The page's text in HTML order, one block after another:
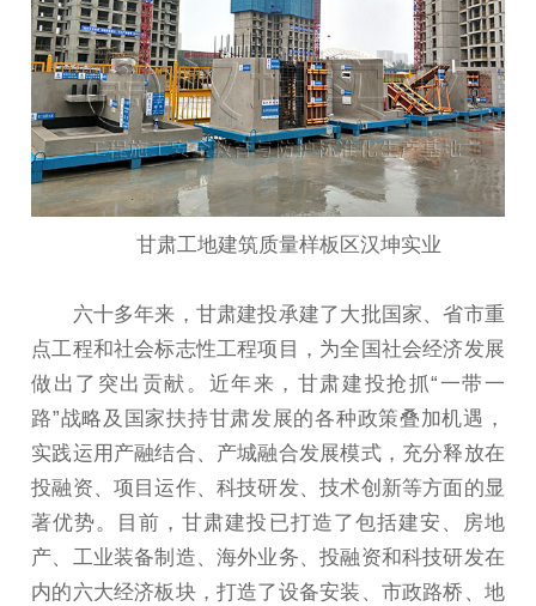
甘肃工地建筑质量样板区汉坤实业
六十多年来，甘肃建投承建了大批国家、省市重
点工程和社会标志性工程项目，为全国社会经济发展
做出了突出贡献。近年来，甘肃建投抢抓“一带一
路”战略及国家扶持甘肃发展的各种政策叠加机遇，
实践运用产融结合、产城融合发展模式，充分释放在
投融资、项目运作、科技研发、技术创新等方面的显
著优势。目前，甘肃建投已打造了包括建安、房地
产、工业装备制造、海外业务、投融资和科技研发在
内的六大经济板块，打造了设备安装、市政路桥、地